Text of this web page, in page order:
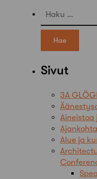
Haku:
Sivut
3A
Aineistoa
Alue ja